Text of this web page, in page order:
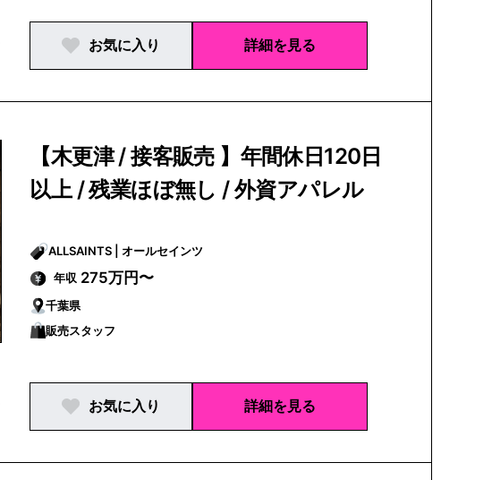
お気に入り 詳細を見る
【木更津 / 接客販売 】年間休日120日
以上 / 残業ほぼ無し / 外資アパレル
ALLSAINTS | オールセインツ
年収 275万円〜
千葉県
販売スタッフ
お気に入り 詳細を見る